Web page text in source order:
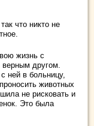
что никто не
жизнь с
другом.
ней в больницу,
животных
не рисковать и
Это была